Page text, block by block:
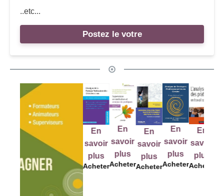
..etc...
Postez le votre
savoir
plus
Acheter
savoir
plus
Acheter
savoir
plus
Acheter
savoir
plus
Acheter
savoir
plus
Acheter